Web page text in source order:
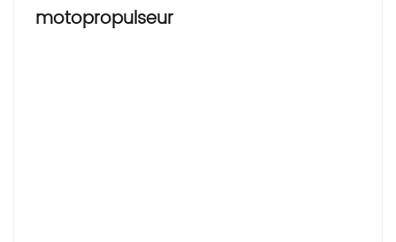
motopropulseur